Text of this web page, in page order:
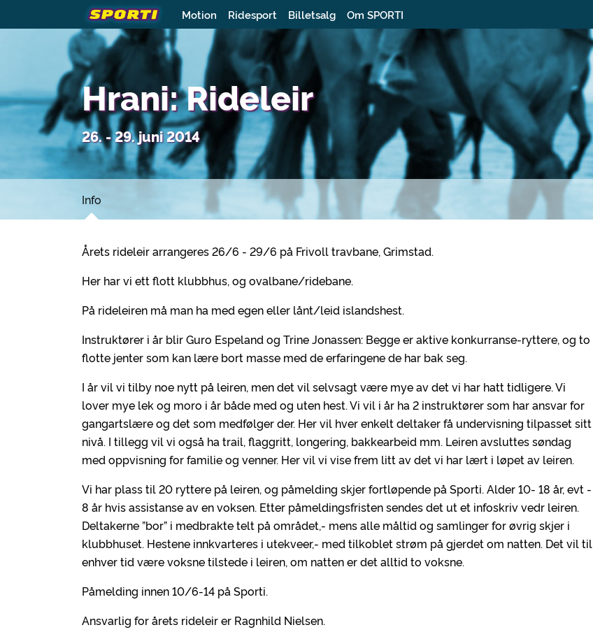
Motion Ridesport Billetsalg Om SPORTI
Hrani: Rideleir
26. - 29. juni 2014
Info
Årets rideleir arrangeres 26/6 - 29/6 på Frivoll travbane, Grimstad.
Her har vi ett flott klubbhus, og ovalbane/ridebane.
På rideleiren må man ha med egen eller lånt/leid islandshest.
Instruktører i år blir Guro Espeland og Trine Jonassen: Begge er aktive konkurranse-ryttere, og to
flotte jenter som kan lære bort masse med de erfaringene de har bak seg.
I år vil vi tilby noe nytt på leiren, men det vil selvsagt være mye av det vi har hatt tidligere. Vi
lover mye lek og moro i år både med og uten hest. Vi vil i år ha 2 instruktører som har ansvar for
gangartslære og det som medfølger der. Her vil hver enkelt deltaker få undervisning tilpasset sitt
nivå. I tillegg vil vi også ha trail, flaggritt, longering, bakkearbeid mm. Leiren avsluttes søndag
med oppvisning for familie og venner. Her vil vi vise frem litt av det vi har lært i løpet av leiren.
Vi har plass til 20 ryttere på leiren, og påmelding skjer fortløpende på Sporti. Alder 10- 18 år, evt -
8 år hvis assistanse av en voksen. Etter påmeldingsfristen sendes det ut et infoskriv vedr leiren.
Deltakerne ”bor” i medbrakte telt på området,- mens alle måltid og samlinger for øvrig skjer i
klubbhuset. Hestene innkvarteres i utekveer,- med tilkoblet strøm på gjerdet om natten. Det vil til
enhver tid være voksne tilstede i leiren, om natten er det alltid to voksne.
Påmelding innen 10/6-14 på Sporti.
Ansvarlig for årets rideleir er Ragnhild Nielsen.